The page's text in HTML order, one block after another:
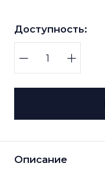
Доступность:
Описание